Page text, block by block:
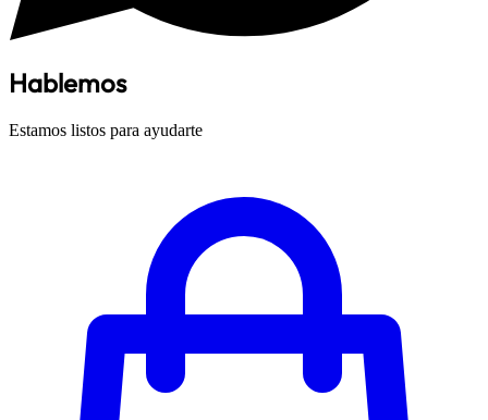
Hablemos
Estamos listos para ayudarte